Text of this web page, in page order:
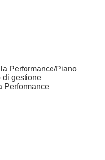
Performance/Piano
di gestione
Performance